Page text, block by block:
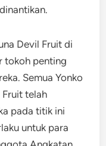
Devil Fruit di
tokoh penting
Semua Yonko
Fruit telah
pada titik ini
untuk para